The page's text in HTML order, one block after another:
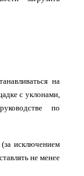
на
с уклонами,
по
исключением
не менее